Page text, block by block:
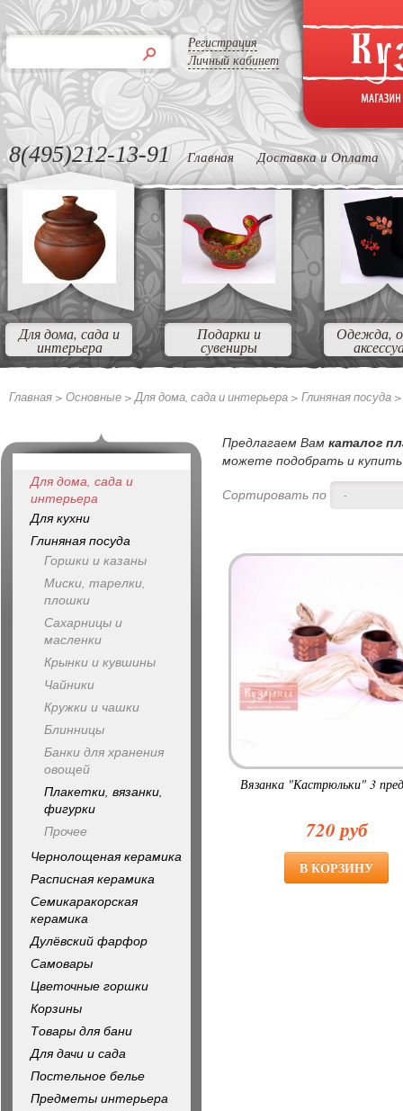
Регистрация
Личный кабинет
8(495)212-13-91 Главная Доставка и Оплата
Для дома, сада и
интерьера
Подарки и
сувениры
Одежда,
Главная > Основные >Для дома, сада и интерьера > Глиняная посуда
Предлагаем Вам каталог
можете подобрать и купить
Сортировать по
-
Вязанка "Кастрюльки" 3
720 руб
Для дома, сада и
интерьера
Для кухни
Глиняная посуда
Горшки и казаны
Миски, тарелки,
плошки
Сахарницы и
масленки
Крынки и кувшины
Чайники
Кружки и чашки
Блинницы
Банки для хранения
овощей
Плакетки, вязанки,
фигурки
Прочее
Чернолощеная керамика
Расписная керамика
Семикаракорская
керамика
Дулёвский фарфор
Самовары
Цветочные горшки
Корзины
Товары для бани
Для дачи и сада
Постельное белье
Предметы интерьера